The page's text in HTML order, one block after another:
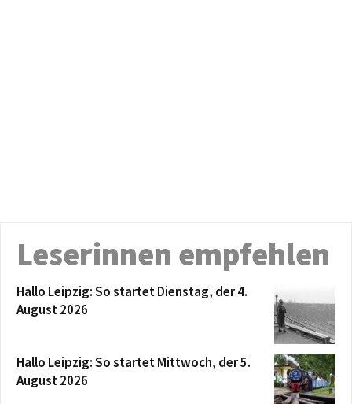
Leserinnen empfehlen
Hallo Leipzig: So startet Dienstag, der 4.
August 2026
Hallo Leipzig: So startet Mittwoch, der 5.
August 2026